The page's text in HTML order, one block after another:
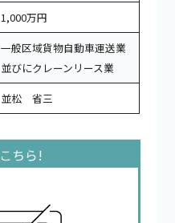
1,000万円
一般区域貨物自動車運送業
並びにクレーンリース業
並松 省三